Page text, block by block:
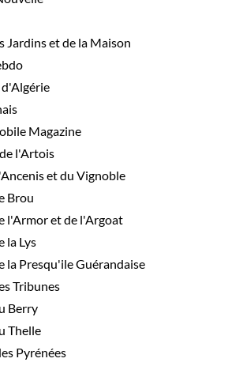
Jardins et de la Maison
Magazine
l'Artois
et du Vignoble
Brou
l'Armor et de l'Argoat
la Lys
la Presqu'ile Guérandaise
Tribunes
Berry
Thelle
Pyrénées